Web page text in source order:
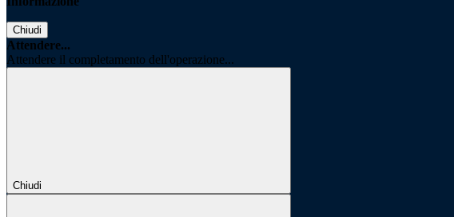
Chiudi
Attendere...
Attendere il completamento dell'operazione...
Chiudi